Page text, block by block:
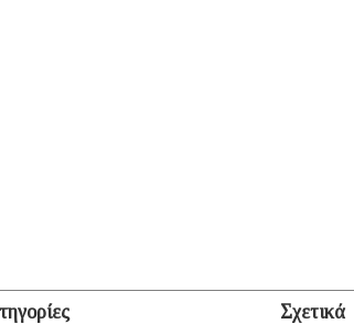
Σχετικά